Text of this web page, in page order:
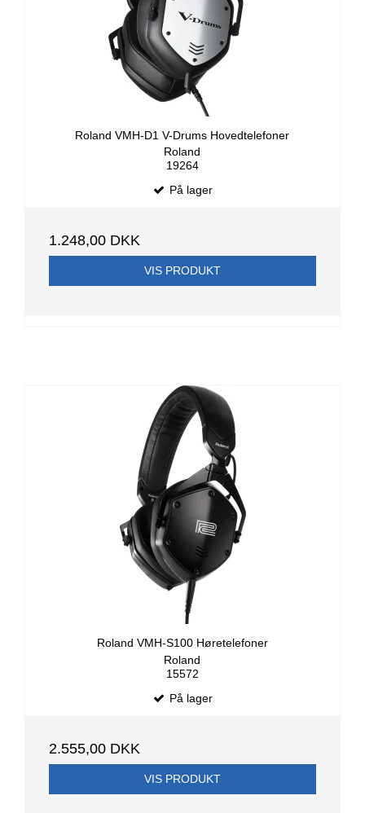
Roland VMH-D1 V-Drums Hovedtelefoner
Roland
19264
På lager
1.248,00 DKK
VIS PRODUKT
Roland VMH-S100 Høretelefoner
Roland
15572
På lager
2.555,00 DKK
VIS PRODUKT